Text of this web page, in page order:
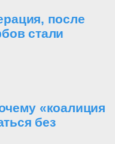
после
стали
«коалиция
без